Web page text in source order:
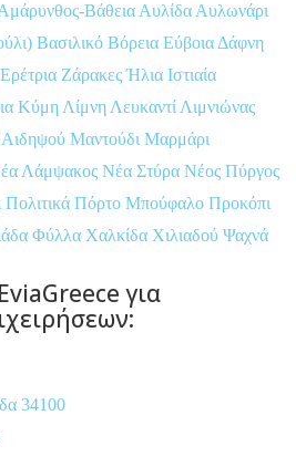
Βάθεια Αυλίδα Αυλωνάρι
Βασιλικό Βόρεια Εύβοια Δάφνη
Ερέτρια ΖάρακεςΉλια Ιστιαία
Κύμη Λίμνη Λευκαντί Λιμνιώνας
Μαντούδι Μαρμάρι
Λάμψακος Νέα Στύρα Νέος Πύργος
Πολιτικά Πόρτο Μπούφαλο Προκόπι
Φύλλα Χαλκίδα Χιλιαδού Ψαχνά
για
34100